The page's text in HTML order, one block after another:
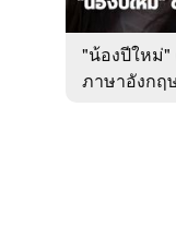
"น้องปีใหม่
ภาษาอังกฤ